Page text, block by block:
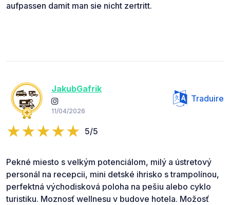
aufpassen damit man sie nicht zertritt.
JakubGafrik
11/04/2026
Traduire
5/5
Pekné miesto s velkým potenciálom, milý a ústretový
personál na recepcii, mini detské ihrisko s trampolínou,
perfektná východisková poloha na pešiu alebo cyklo
turistiku. Moznosť wellnesu v budove hotela. Možosť